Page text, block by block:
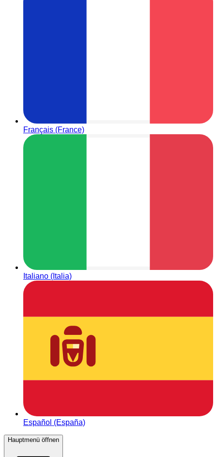
Français (France)
Italiano (Italia)
Español (España)
Hauptmenü öffnen